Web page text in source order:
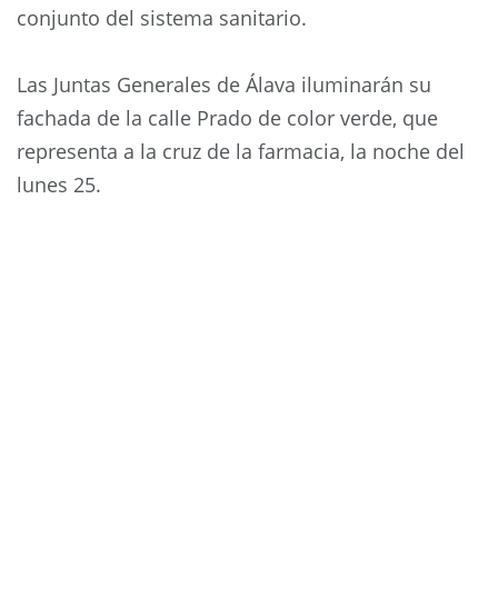
conjunto del sistema sanitario.
Las Juntas Generales de Álava iluminarán su
fachada de la calle Prado de color verde, que
representa a la cruz de la farmacia, la noche del
lunes 25.